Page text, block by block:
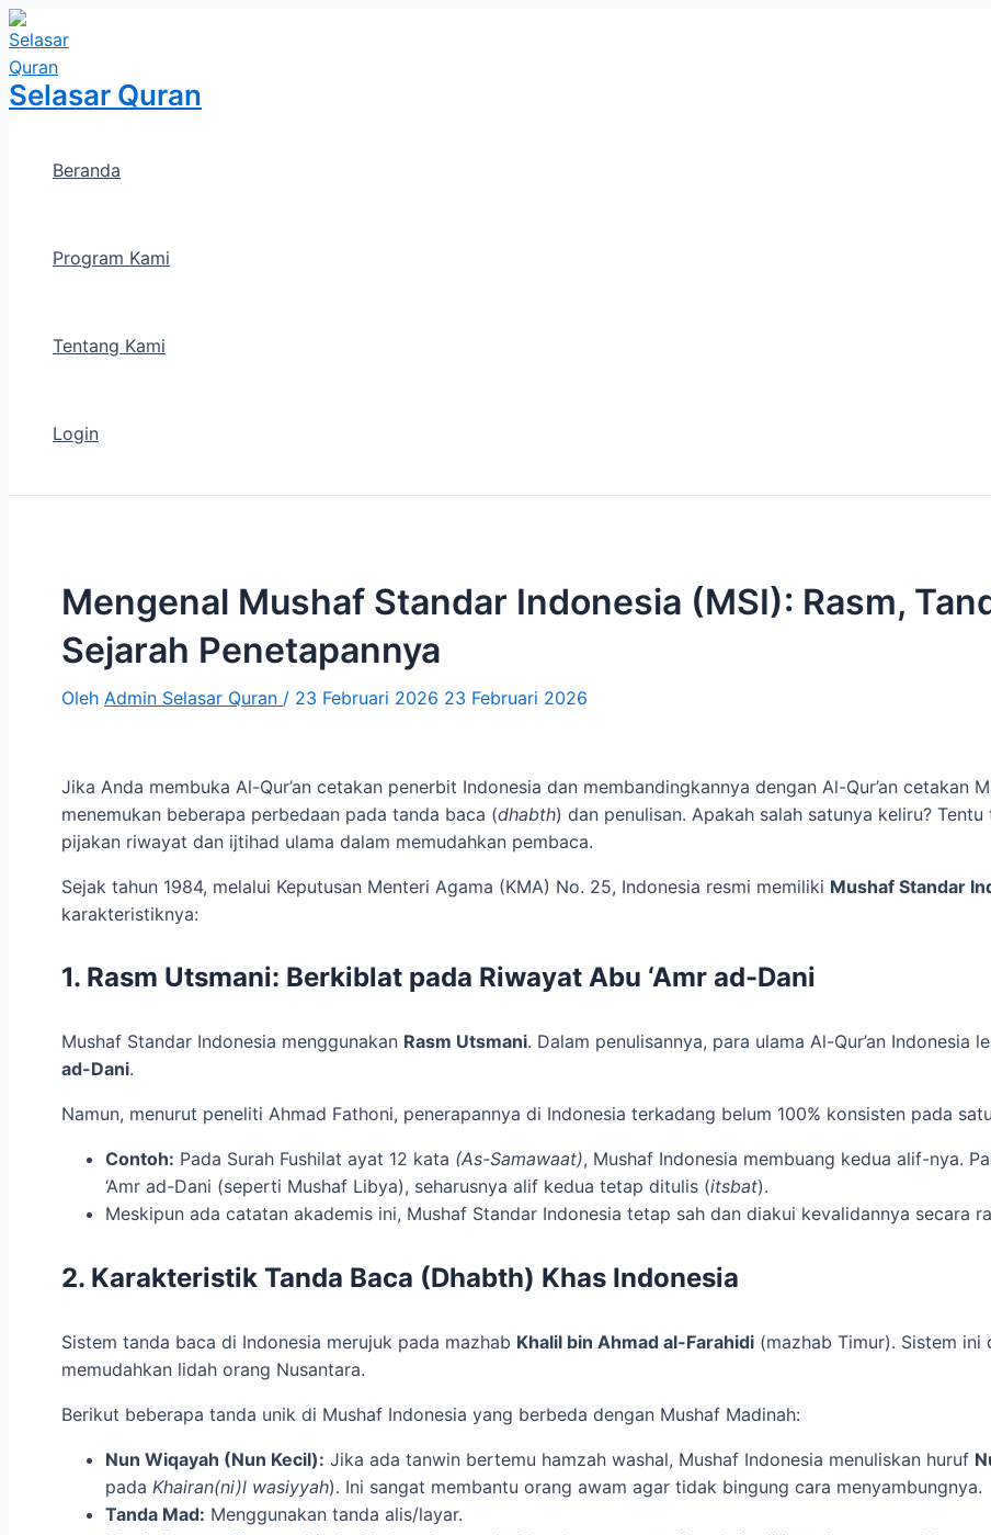
Lewati
ke
konten
Selasar Quran
Beranda
Program Kami
Tentang Kami
Login
Mengenal Mushaf Standar Indonesia (MSI): Rasm,
Sejarah Penetapannya
Oleh Admin Selasar Quran / 23 Februari 2026 23 Februari 2026
Jika Anda membuka Al-Qur’an cetakan penerbit Indonesia dan membandingkannya dengan Al-Qur’an cetakan
menemukan beberapa perbedaan pada tanda baca (dhabth) dan penulisan. Apakah salah satunya keliru?
pijakan riwayat dan ijtihad ulama dalam memudahkan pembaca.
Sejak tahun 1984, melalui Keputusan Menteri Agama (KMA) No. 25, Indonesia resmi memiliki Mushaf Standar
karakteristiknya:
1. Rasm Utsmani: Berkiblat pada Riwayat Abu ‘Amr ad-Dani
Mushaf Standar Indonesia menggunakan Rasm Utsmani. Dalam penulisannya, para ulama Al-Qur’an Indonesia
ad-Dani.
Namun, menurut peneliti Ahmad Fathoni, penerapannya di Indonesia terkadang belum 100% konsisten pada
Contoh: Pada Surah Fushilat ayat 12 kata (As-Samawaat), Mushaf Indonesia membuang kedua alif-nya.
‘Amr ad-Dani (seperti Mushaf Libya), seharusnya alif kedua tetap ditulis (itsbat).
Meskipun ada catatan akademis ini, Mushaf Standar Indonesia tetap sah dan diakui kevalidannya secara
2. Karakteristik Tanda Baca (Dhabth) Khas Indonesia
Sistem tanda baca di Indonesia merujuk pada mazhab Khalil bin Ahmad al-Farahidi (mazhab Timur). Sistem
memudahkan lidah orang Nusantara.
Berikut beberapa tanda unik di Mushaf Indonesia yang berbeda dengan Mushaf Madinah:
Nun Wiqayah (Nun Kecil): Jika ada tanwin bertemu hamzah washal, Mushaf Indonesia menuliskan huruf
pada Khairan(ni)l wasiyyah). Ini sangat membantu orang awam agar tidak bingung cara menyambungnya.
Tanda Mad: Menggunakan tanda alis/layar.